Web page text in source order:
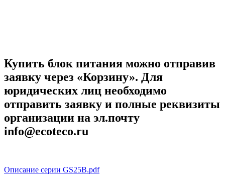
Купить блок питания можно отправив
заявку через «Корзину». Для
юридических лиц необходимо
отправить заявку и полные реквизиты
организации на эл.почту
info@ecoteco.ru
Описание серии GS25B.pdf